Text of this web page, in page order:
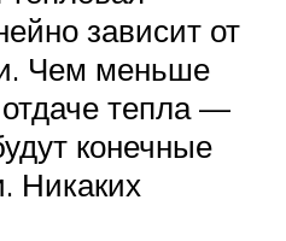
зависит от
Чем меньше
тепла —
конечные
Никаких